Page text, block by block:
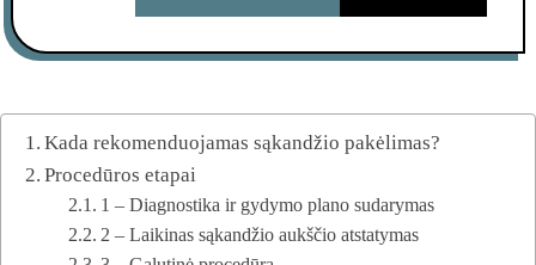
Kada rekomenduojamas sąkandžio pakėlimas?
Procedūros etapai
1 – Diagnostika ir gydymo plano sudarymas
2 – Laikinas sąkandžio aukščio atstatymas